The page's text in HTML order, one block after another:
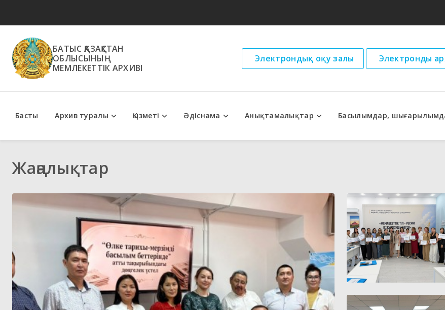
БАТЫС ҚАЗАҚСТАН
ОБЛЫСЫНЫҢ
МЕМЛЕКЕТТІК АРХИВІ
Электрондық оқу залы Электронды
Басты Архив туралы Қызметі Әдіснама Анықтамалықтар Басылымдар,
Жаңалықтар